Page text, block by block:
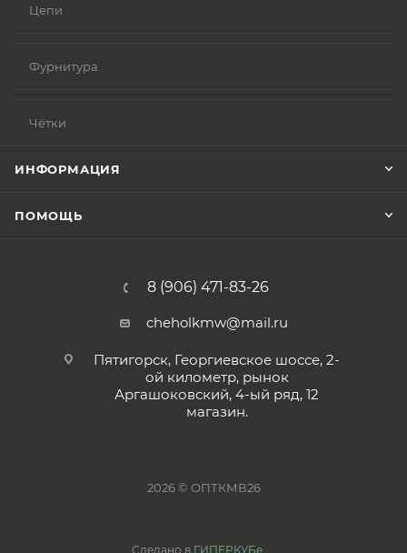
Цепи
Фурнитура
Чётки
ИНФОРМАЦИЯ
ПОМОЩЬ
8 (906) 471-83-26
cheholkmw@mail.ru
Пятигорск, Георгиевское шоссе, 2-
ой километр, рынок
Аргашоковский, 4-ый ряд, 12
магазин.
2026 © ОПТКМВ26
Сделано в ГИПЕРКУБе